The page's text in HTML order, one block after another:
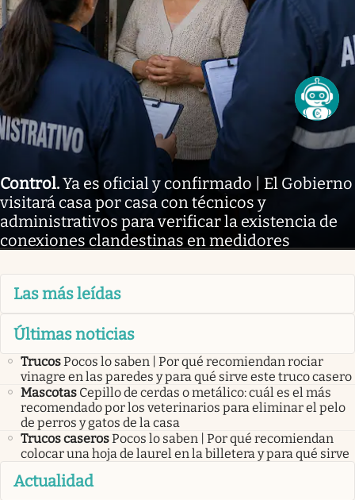
Control.Ya es oficial y confirmado | El Gobierno
visitará casa por casa con técnicos y
administrativos para verificar la existencia de
conexiones clandestinas en medidores
Las más leídas
Últimas noticias
TrucosPocos lo saben | Por qué recomiendan rociar
vinagre en las paredes y para qué sirve este truco casero
Mascotas Cepillo de cerdas o metálico: cuál es el más
recomendado por los veterinarios para eliminar el pelo
de perros y gatos de la casa
Trucos caserosPocos lo saben | Por qué recomiendan
colocar una hoja de laurel en la billetera y para qué sirve
Actualidad